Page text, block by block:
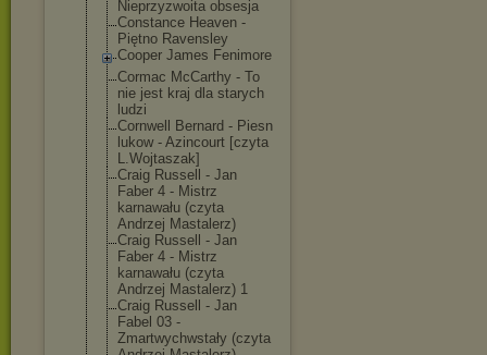
Nieprzyzwoita obsesja
Constance Heaven -
Piętno Ravensley
Cooper James Fenimore
Cormac McCarthy - To
nie jest kraj dla starych
ludzi
Cornwell Bernard - Piesn
lukow - Azincourt [czyta
L.Wojtaszak]
Craig Russell - Jan
Faber 4 - Mistrz
karnawału (czyta
Andrzej Mastalerz)
Craig Russell - Jan
Faber 4 - Mistrz
karnawału (czyta
Andrzej Mastalerz) 1
Craig Russell - Jan
Fabel 03 -
Zmartwychwstały (czyta